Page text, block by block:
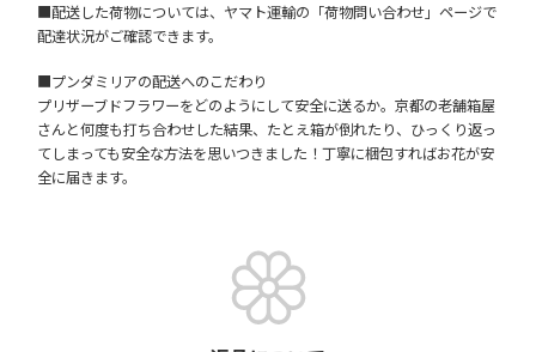
■配送した荷物については、ヤマト運輸の「荷物問い合わせ」ページで
配達状況がご確認できます。
■プンダミリアの配送へのこだわり
プリザーブドフラワーをどのようにして安全に送るか。京都の老舗箱屋
さんと何度も打ち合わせした結果、たとえ箱が倒れたり、ひっくり返っ
てしまっても安全な方法を思いつきました！丁寧に梱包すればお花が安
全に届きます。